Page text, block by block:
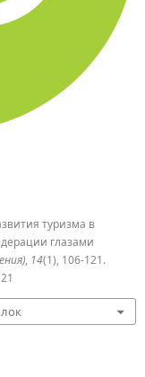
туризма в
глазами
, 14(1), 106-121.